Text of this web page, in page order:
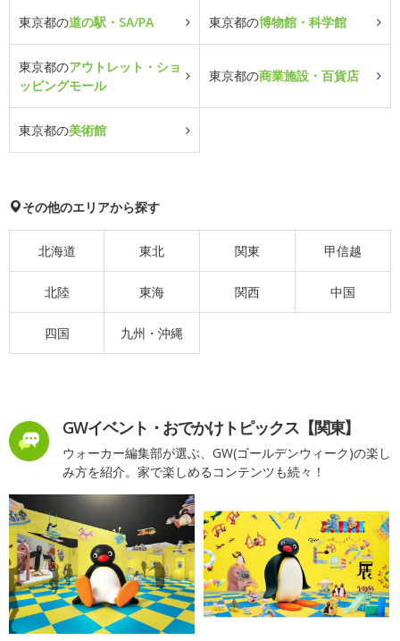
東京都の道の駅・SA/PA 東京都の博物館・科学館
東京都のアウトレット・ショ
ッピングモール
東京都の商業施設・百貨店
東京都の美術館
その他のエリアから探す
北海道 東北 関東 甲信越
北陸 東海 関西 中国
四国 九州・沖縄
GWイベント・おでかけトピックス【関東】
ウォーカー編集部が選ぶ、GW(ゴールデンウィーク)の楽し
み方を紹介。家で楽しめるコンテンツも続々！